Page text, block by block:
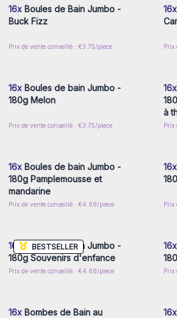
16x Boules de Bain Jumbo -
Buck Fizz
Prix de vente conseillé : €3.75/piece
16x
Prix
Connectez-vous ou inscrivez-
16x Boules de bain Jumbo -
180g Melon
Prix de vente conseillé : €3.75/piece
16x
à
Prix
Connectez-vous ou inscrivez-
16x Boules de bain Jumbo -
180g Pamplemousse et
mandarine
Prix de vente conseillé : €4.68/piece
16x
Prix
BESTSELLER
Connectez-vous ou inscrivez-
16xBoules de bain Jumbo -
180g Souvenirs d'enfance
Prix de vente conseillé : €4.68/piece
16x
Prix
Connectez-vous ou inscrivez-
16x Bombes de Bain au
16x